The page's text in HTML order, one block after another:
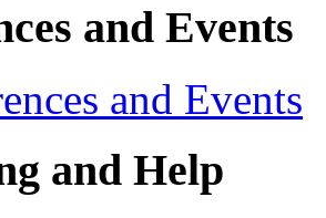
and Events
and Events
and Help